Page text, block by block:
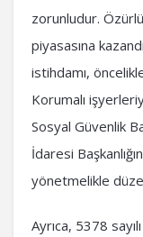
zorunludur.
piyasasına
istihdamı,
Korumalı
Sosyal Güvenlik
İdaresi
yönetmelikle
Ayrıca, 5378